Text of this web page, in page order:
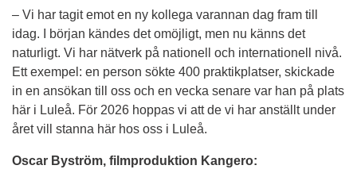
– Vi har tagit emot en ny kollega varannan dag fram till
idag. I början kändes det omöjligt, men nu känns det
naturligt. Vi har nätverk på nationell och internationell nivå.
Ett exempel: en person sökte 400 praktikplatser, skickade
in en ansökan till oss och en vecka senare var han på plats
här i Luleå. För 2026 hoppas vi att de vi har anställt under
året vill stanna här hos oss i Luleå.
Oscar Byström, filmproduktion Kangero: